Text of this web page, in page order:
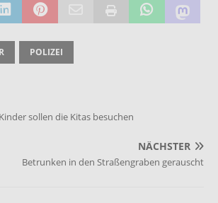
POLIZEI
sollen die Kitas besuchen
NÄCHSTER
Betrunken in den Straßengraben gerauscht